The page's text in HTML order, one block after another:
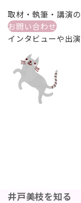
取材・執筆・講演
お問い合わせ
インタビューや出
井戸美枝を知る